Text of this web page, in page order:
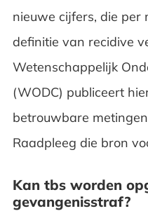
nieuwe cijfers, die per
definitie van recidive
Wetenschappelijk
(WODC) publiceert
betrouwbare
Raadpleeg die bron
Kan tbs worden
gevangenisstraf?